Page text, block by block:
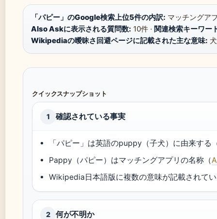
「パピー」のGoogle検索上位5件の内訳: マッチングア
Also Askに表示される質問数: 10件 · 関連検索キーワー
Wikipediaの曖昧さ回避ページに記載された主な意味:
クイックスナップショット
1 確認されている事実
「パピー」は英語のpuppy（子犬）に由来する
Pappy（パピー）はマッチングアプリの名称（
Wikipedia日本語版に複数の意味が記載されて
2 何が不明か